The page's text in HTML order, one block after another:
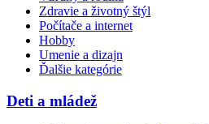
Zdravie a životný štýl
Počítače a internet
Hobby
Umenie a dizajn
Ďalšie kategórie
Deti a mládež